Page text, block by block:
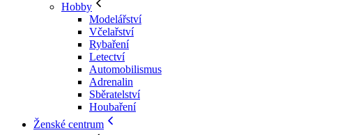
Hobby
Modelářství
Včelařství
Rybaření
Letectví
Automobilismus
Adrenalin
Sběratelství
Houbaření
Ženské centrum